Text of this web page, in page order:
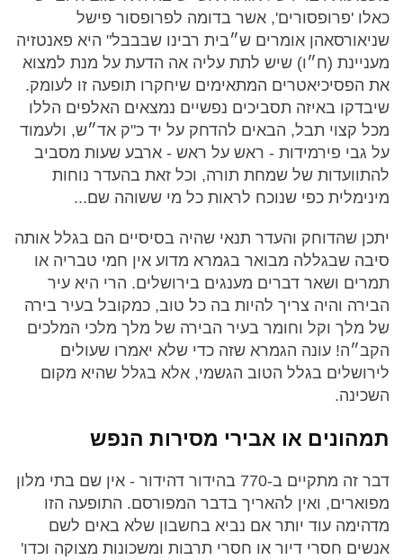
כאלו 'פרופסורים', אשר בדומה לפרופסור פישל
שניאורסאהן אומרים ש״בית רבינו שבבבל" היא פאנטזיה
מעניינת (ח״ו) שיש לתת עליה אה הדעת על מנת למצוא
את הפסיכיאטרים המתאימים שיחקרו תופעה זו לעומק.
שיבדקו באיזה תסביכים נפשיים נמצאים האלפים הללו
מכל קצוי תבל, הבאים להדחק על יד כ"ק אד״ש, ולעמוד
על גבי פירמידות - ראש על ראש - ארבע שעות מסביב
להתוועדות של שמחת תורה, וכל זאת בהעדר נוחות
מינימלית כפי שנוכח לראות כל מי ששוהה שם...
יתכן שהדוחק והעדר תנאי שהיה בסיסיים הם בגלל אותה
סיבה שבגללה מבואר בגמרא מדוע אין חמי טבריה או
תמרים ושאר דברים מענגים בירושלים. הרי היא עיר
הבירה והיה צריך להיות בה כל טוב, כמקובל בעיר בירה
של מלך וקל וחומר בעיר הבירה של מלך מלכי המלכים
הקב״ה! עונה הגמרא שזה כדי שלא יאמרו שעולים
לירושלים בגלל הטוב הגשמי, אלא בגלל שהיא מקום
השכינה.
תמהונים או אבירי מסירות הנפש
דבר זה מתקיים ב-770 בהידור דהידור - אין שם בתי מלון
מפוארים, ואין להאריך בדבר המפורסם. התופעה הזו
מדהימה עוד יותר אם נביא בחשבון שלא באים לשם
אנשים חסרי דיור או חסרי תרבות ומשכונות מצוקה וכדו'